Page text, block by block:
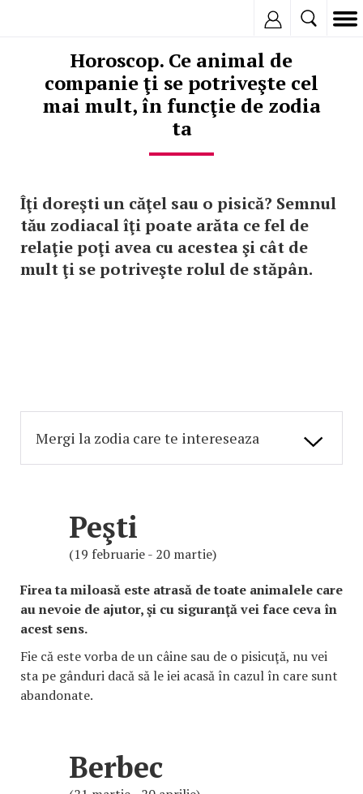
Horoscop. Ce animal de
companie ţi se potriveşte cel
mai mult, în funcţie de zodia
ta
Îţi doreşti un căţel sau o pisică? Semnul
tău zodiacal îţi poate arăta ce fel de
relaţie poţi avea cu acestea şi cât de
mult ţi se potriveşte rolul de stăpân.
Peşti
(19 februarie - 20 martie)
Firea ta miloasă este atrasă de toate animalele care
au nevoie de ajutor, şi cu siguranţă vei face ceva în
acest sens.
Fie că este vorba de un câine sau de o pisicuţă, nu vei
sta pe gânduri dacă să le iei acasă în cazul în care sunt
abandonate.
Berbec